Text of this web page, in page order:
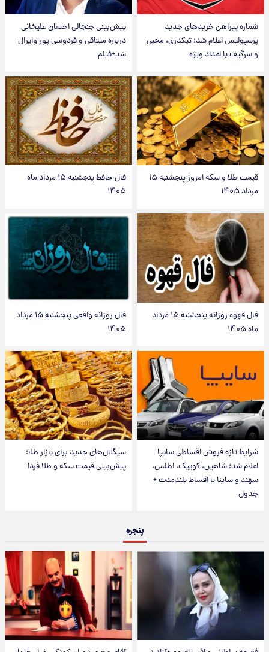
شماره پیراهن خریدهای جدید
پرسپولیس اعلام شد؛ تیکدری، محبی
و سرگیف با اعداد ویژه
پیش‌بینی جنجالی احسان علیخانی
درباره میثاقی و فردوسی پور وایرال
شد+فیلم
قیمت طلا و سکه امروز پنجشنبه ۱۵
مرداد ۱۴۰۵
فال حافظ پنجشنبه ۱۵ مرداد ماه
۱۴۰۵
فال قهوه روزانه پنجشنبه ۱۵ مرداد
ماه ۱۴۰۵
فال روزانه واقعی پنجشنبه ۱۵ مرداد
۱۴۰۵
شرایط تازه فروش اقساطی سایپا
اعلام شد؛ شاهین، کوییک، اطلس،
سهند و ساینا با اقساط بلندمدت +
جدول
سیگنال‌های جدید برای بازار طلا؛
پیش‌بینی قیمت سکه و طلا فردا
پنجره